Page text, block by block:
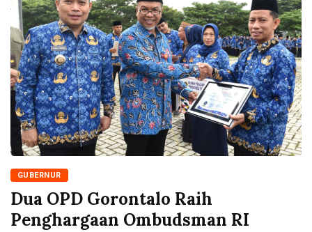
GUBERNUR
Dua OPD Gorontalo Raih
Penghargaan Ombudsman RI